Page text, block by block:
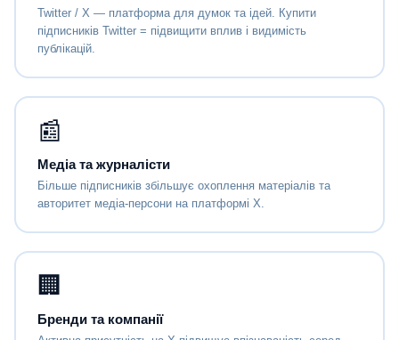
Twitter / X — платформа для думок та ідей. Купити
підписників Twitter = підвищити вплив і видимість
публікацій.
📰
Медіа та журналісти
Більше підписників збільшує охоплення матеріалів та
авторитет медіа-персони на платформі X.
🏢
Бренди та компанії